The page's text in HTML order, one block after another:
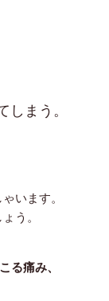
まう。
います。
う。
る痛み、